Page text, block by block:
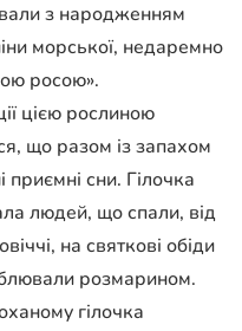
з народженням
морської, недаремно
росою».
цією рослиною
що разом із запахом
сни. Гілочка
людей, що спали, від
на святкові обіди
розмарином.
гілочка